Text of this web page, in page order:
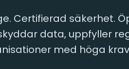
Certifierad säkerhet.
data, uppfyller
med höga